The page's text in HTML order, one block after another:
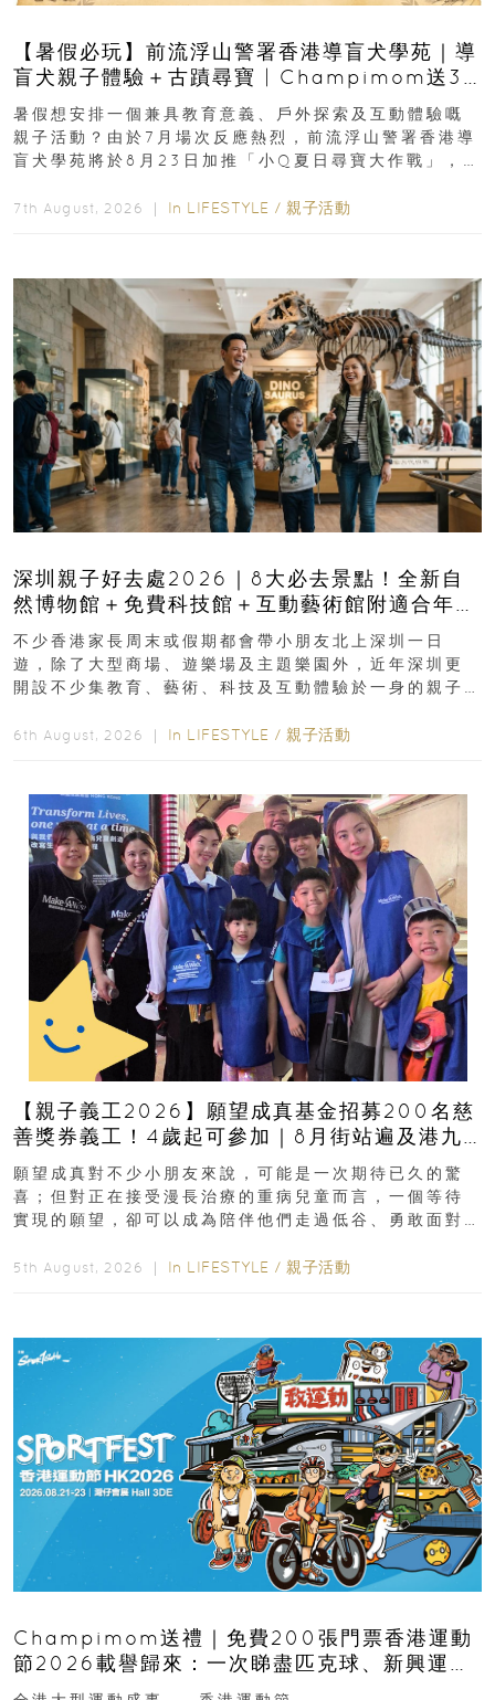
【暑假必玩】前流浮山警署香港導盲犬學苑｜導
盲犬親子體驗＋古蹟尋寶 | Champimom送3
組免費名額
暑假想安排一個兼具教育意義、戶外探索及互動體驗嘅
親子活動？由於7月場次反應熱烈，前流浮山警署香港導
盲犬學苑將於8月23日加推「小Q夏日尋寶大作戰」，家
7th August, 2026 ｜ In LIFESTYLE / 親子活動
深圳親子好去處2026｜8大必去景點！全新自
然博物館＋免費科技館＋互動藝術館附適合年
齡、交通、門票、開放時間
不少香港家長周末或假期都會帶小朋友北上深圳一日
遊，除了大型商場、遊樂場及主題樂園外，近年深圳更
開設不少集教育、藝術、科技及互動體驗於一身的親子
6th August, 2026 ｜ In LIFESTYLE / 親子活動
【親子義工2026】願望成真基金招募200名慈
善獎券義工！4歲起可參加｜8月街站遍及港九
新界
願望成真對不少小朋友來說，可能是一次期待已久的驚
喜；但對正在接受漫長治療的重病兒童而言，一個等待
實現的願望，卻可以成為陪伴他們走過低谷、勇敢面對
5th August, 2026 ｜ In LIFESTYLE / 親子活動
Champimom送禮｜免費200張門票香港運動
節2026載譽歸來：一次睇盡匹克球、新興運
動、街舞比賽＋逾百運動品牌展覽